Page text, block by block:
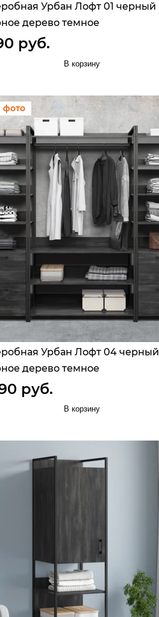
Урбан Лофт 01 черный
дерево темное
руб.
В корзину
фото
Урбан Лофт 04 черный
дерево темное
руб.
В корзину